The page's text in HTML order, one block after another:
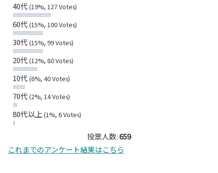
40代(19%, 127 Votes)
60代(15%, 100 Votes)
30代(15%, 99 Votes)
20代(12%, 80 Votes)
10代(6%, 40 Votes)
70代(2%, 14 Votes)
80代以上 (1%, 6 Votes)
投票人数:659
これまでのアンケート結果はこちら